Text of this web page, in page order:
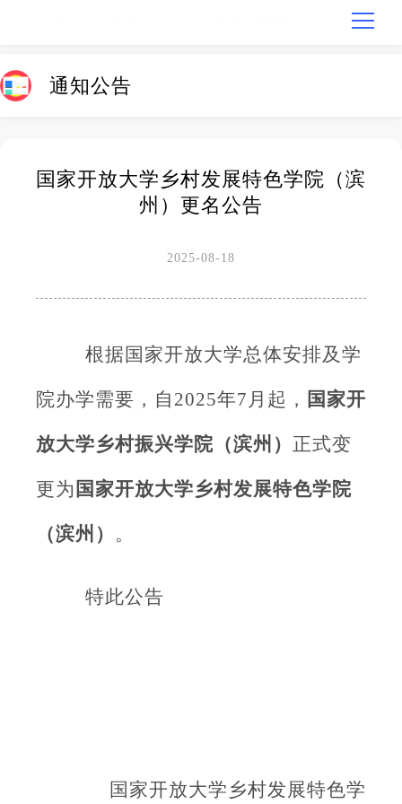
通知公告
国家开放大学乡村发展特色学院（滨
州）更名公告
2025-08-18
根据国家开放大学总体安排及学
院办学需要，自 2025年7月起， 国家开
放大学乡村振兴学院（滨州） 正式变
更为 国家开放大学乡村发展特色学院
（滨州） 。
特此公告
国家开放大学乡村发展特色学